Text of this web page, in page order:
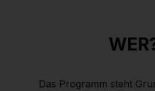
Das Programm steht